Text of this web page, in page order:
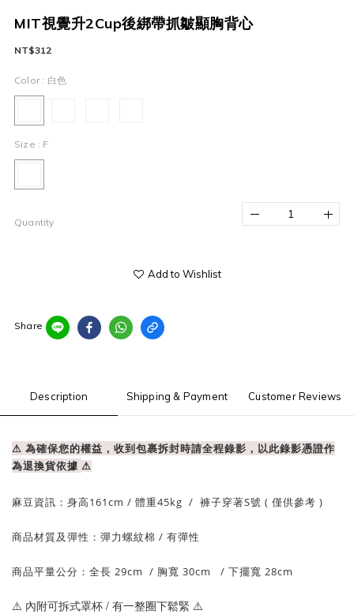
MIT視覺升2Cup後綁帶抓皺顯胸背心
NT$312
Color : 白色
Size : F
Quantity
Add to Wishlist
Share
Description Shipping & Payment Customer Reviews
⚠ 為確保您的權益，收到包裹拆封時請全程錄影，以此錄影憑證作
為退換貨依據 ⚠
麻豆資訊： 身高161cm / 體重45kg / 褲子穿著S號 ( 僅供參考 )
商品材質及彈性：彈力螺紋棉 / 有彈性
商品平量公分： 全長 29cm / 胸寬 30cm / 下擺寬 28cm
⚠️ 內附可拆式罩杯 / 有一整圈下鬆緊 ⚠️